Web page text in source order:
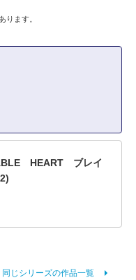
ります。
HEART ブレイ
同じシリーズの作品一覧